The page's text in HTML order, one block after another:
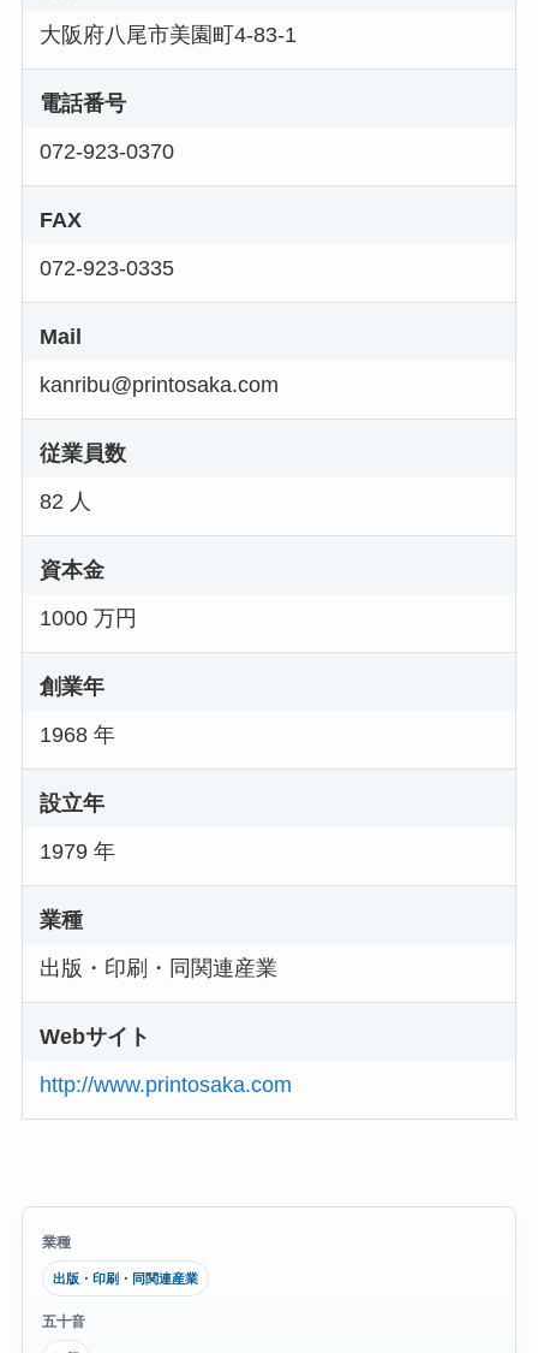
大阪府八尾市美園町4-83-1
電話番号
072-923-0370
FAX
072-923-0335
Mail
kanribu@printosaka.com
従業員数
82 人
資本金
1000 万円
創業年
1968 年
設立年
1979 年
業種
出版・印刷・同関連産業
Webサイト
http://www.printosaka.com
業種
出版・印刷・同関連産業
五十音